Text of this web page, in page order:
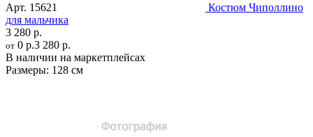
Арт. 15621
Костюм Чиполлино
для мальчика
3 280 р.
от 0 р.3 280 р.
В наличии на маркетплейсах
Размеры: 128 см